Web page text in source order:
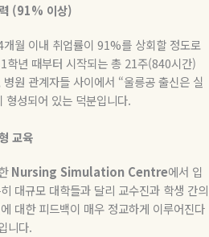
(91% 이상)
개월 이내 취업률이 91%를 상회할 정도로
1학년 때부터 시작되는 총 21주(840시간)
병원 관계자들 사이에서 “울릉공 출신은 실
형성되어 있는 덕분입니다.
교육
Nursing Simulation Centre에서 입
대규모 대학들과 달리 교수진과 학생 간의
대한 피드백이 매우 정교하게 이루어진다
니다.